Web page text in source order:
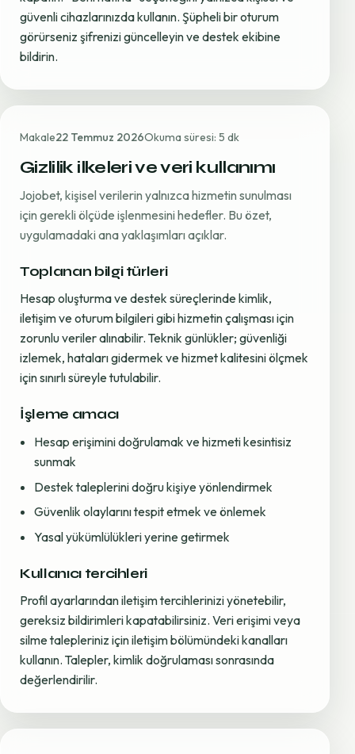
güvenli cihazlarınızda kullanın. Şüpheli bir oturum
görürseniz şifrenizi güncelleyin ve destek ekibine
bildirin.
Makale22 Temmuz 2026Okuma süresi: 5 dk
Gizlilik ilkeleri ve veri kullanımı
Jojobet, kişisel verilerin yalnızca hizmetin sunulması
için gerekli ölçüde işlenmesini hedefler. Bu özet,
uygulamadaki ana yaklaşımları açıklar.
Toplanan bilgi türleri
Hesap oluşturma ve destek süreçlerinde kimlik,
iletişim ve oturum bilgileri gibi hizmetin çalışması için
zorunlu veriler alınabilir. Teknik günlükler; güvenliği
izlemek, hataları gidermek ve hizmet kalitesini ölçmek
için sınırlı süreyle tutulabilir.
İşleme amacı
Hesap erişimini doğrulamak ve hizmeti kesintisiz
sunmak
Destek taleplerini doğru kişiye yönlendirmek
Güvenlik olaylarını tespit etmek ve önlemek
Yasal yükümlülükleri yerine getirmek
Kullanıcı tercihleri
Profil ayarlarından iletişim tercihlerinizi yönetebilir,
gereksiz bildirimleri kapatabilirsiniz. Veri erişimi veya
silme talepleriniz için iletişim bölümündeki kanalları
kullanın. Talepler, kimlik doğrulaması sonrasında
değerlendirilir.